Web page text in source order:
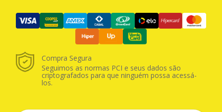
Compra Segura
Seguimos as normas PCI e seus dados são
criptografados para que ninguém possa acessá-
los.